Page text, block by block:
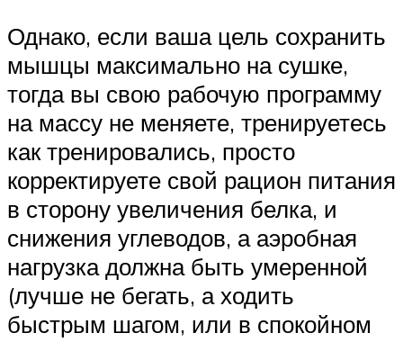
Однако, если ваша цель сохранить
мышцы максимально на сушке,
тогда вы свою рабочую программу
на массу не меняете, тренируетесь
как тренировались, просто
корректируете свой рацион питания
в сторону увеличения белка, и
снижения углеводов, а аэробная
нагрузка должна быть умеренной
(лучше не бегать, а ходить
быстрым шагом, или в спокойном